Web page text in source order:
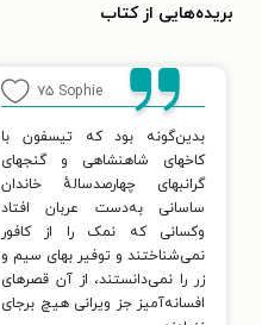
بریده‌هایی از کتاب
Sophie ۷۵
بدین‌گونه بود که تیسفون با
کاخهای شاهنشاهی و گنجهای
گرانبهای چهارصدسالهٔ خاندان
ساسانی به‌دست عربان افتاد
وکسانی که نمک را از کافور
نمی‌شناختند و توفیر بهای سیم و
زر را نمی‌دانستند، از آن قصرهای
افسانه‌آمیز جز ویرانی هیچ برجای